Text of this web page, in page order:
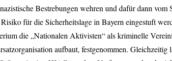
Bestrebungen wehren und dafür dann vom
für die Sicherheitslage in Bayern eingestuft
die „Nationalen Aktivisten“ als kriminelle
aufbaut, festgenommen. Gleichzeitig